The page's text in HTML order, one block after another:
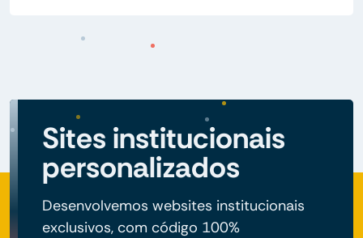
Sites institucionais
personalizados
Desenvolvemos websites institucionais
exclusivos, com código 100%